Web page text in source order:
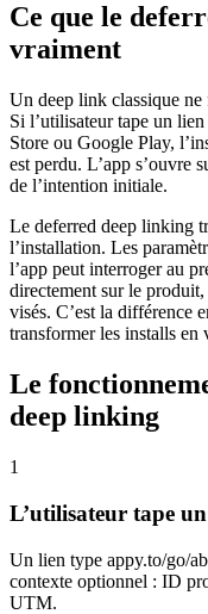
Ce que le
vraiment
Un deep link classique ne
Si l’utilisateur tape un
Store ou Google Play,
est perdu. L’app s’ouvre
de l’intention initiale.
Le deferred deep linking
l’installation. Les
l’app peut interroger au
directement sur le
visés. C’est la différence
transformer les installs en
Le
deep linking
1
L’utilisateur tape
Un lien type appy.to/go/
contexte optionnel : ID
UTM.